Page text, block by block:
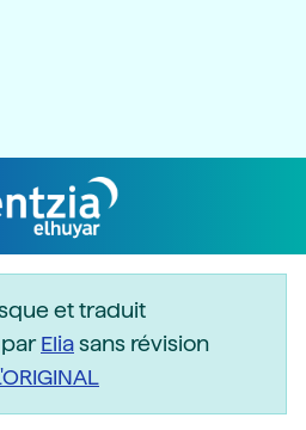
et traduit
Eliasans révision